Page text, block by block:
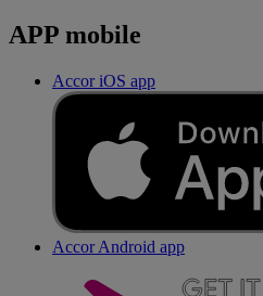
APP mobile
Accor iOS app
Accor Android app